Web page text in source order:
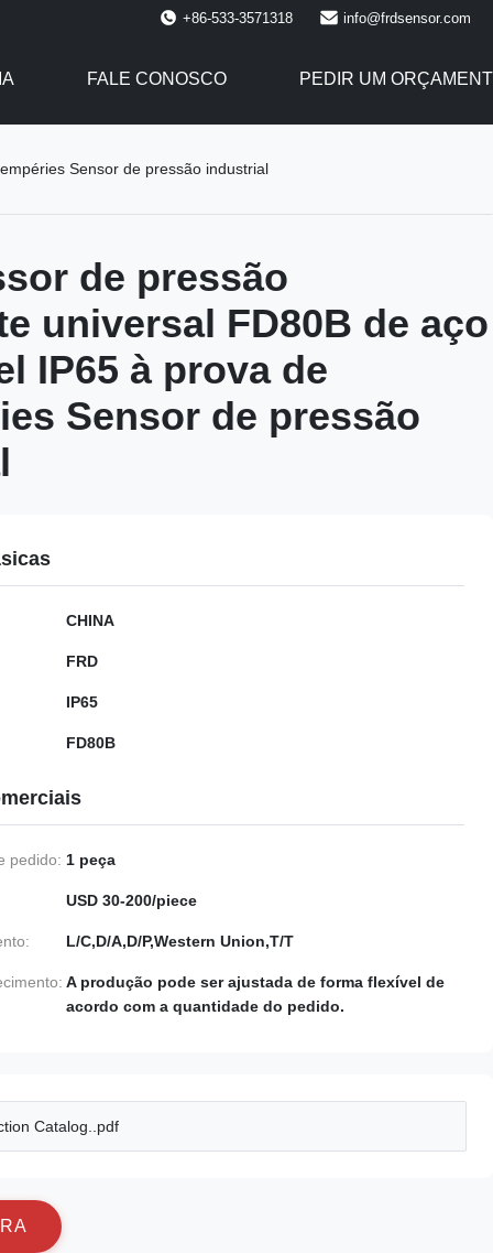
+86-533-3571318 info@frdsensor.com
FALE CONOSCO PEDIR UM
Sensor de pressão industrial
de pressão
universal FD80B de aço
IP65 à prova de
Sensor de pressão
CHINA
FRD
IP65
FD80B
pedido: 1 peça
USD 30-200/piece
L/C,D/A,D/P,Western Union,T/T
A produção pode ser ajustada de forma flexível de
acordo com a quantidade do pedido.
Catalog..pdf
RA